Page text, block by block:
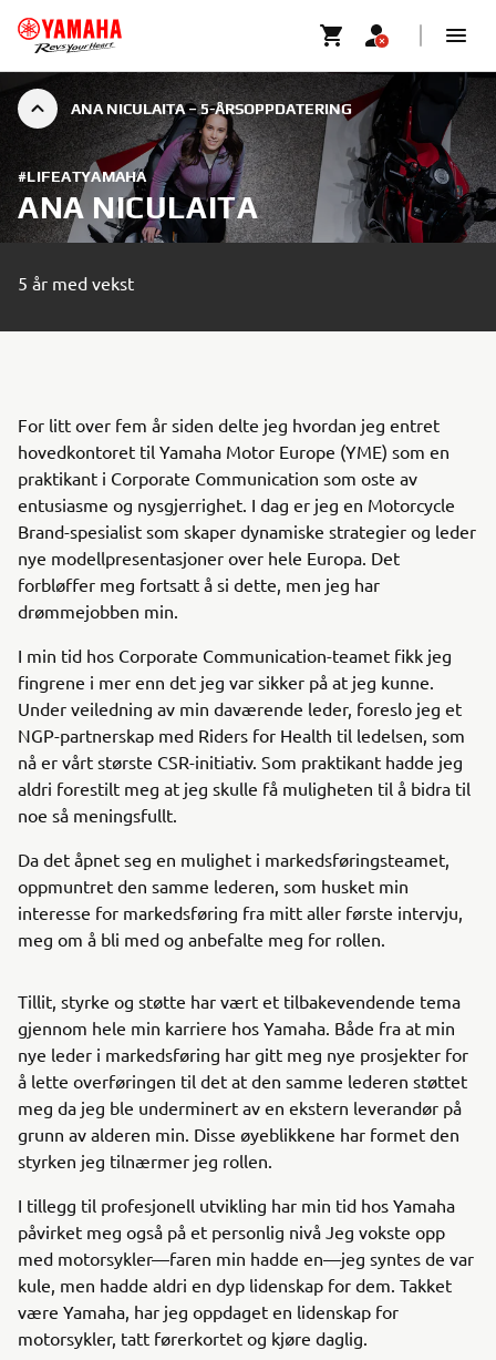
ANA NICULAITA – 5-ÅRSOPPDATERING
#LIFEATYAMAHA
ANA NICULAITA
5 år med vekst
For litt over fem år siden delte jeg hvordan jeg entret
hovedkontoret til Yamaha Motor Europe (YME) som en
praktikant i Corporate Communication som oste av
entusiasme og nysgjerrighet. I dag er jeg en Motorcycle
Brand-spesialist som skaper dynamiske strategier og leder
nye modellpresentasjoner over hele Europa. Det
forbløffer meg fortsatt å si dette, men jeg har
drømmejobben min.
I min tid hos Corporate Communication-teamet fikk jeg
fingrene i mer enn det jeg var sikker på at jeg kunne.
Under veiledning av min daværende leder, foreslo jeg et
NGP-partnerskap med Riders for Health til ledelsen, som
nå er vårt største CSR-initiativ. Som praktikant hadde jeg
aldri forestilt meg at jeg skulle få muligheten til å bidra til
noe så meningsfullt.
Da det åpnet seg en mulighet i markedsføringsteamet,
oppmuntret den samme lederen, som husket min
interesse for markedsføring fra mitt aller første intervju,
meg om å bli med og anbefalte meg for rollen.
Tillit, styrke og støtte har vært et tilbakevendende tema
gjennom hele min karriere hos Yamaha. Både fra at min
nye leder i markedsføring har gitt meg nye prosjekter for
å lette overføringen til det at den samme lederen støttet
meg da jeg ble underminert av en ekstern leverandør på
grunn av alderen min. Disse øyeblikkene har formet den
styrken jeg tilnærmer jeg rollen.
I tillegg til profesjonell utvikling har min tid hos Yamaha
påvirket meg også på et personlig nivå Jeg vokste opp
med motorsykler—faren min hadde en—jeg syntes de var
kule, men hadde aldri en dyp lidenskap for dem. Takket
være Yamaha, har jeg oppdaget en lidenskap for
motorsykler, tatt førerkortet og kjøre daglig.